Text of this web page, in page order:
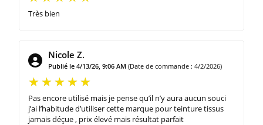
Très bien
Nicole Z.
Publié le 4/13/26, 9:06 AM (Date de commande : 4/2/2026)
Pas encore utilisé mais je pense qu’il n’y aura aucun souci
j’ai l’habitude d’utiliser cette marque pour teinture tissus
jamais déçue , prix élevé mais résultat parfait